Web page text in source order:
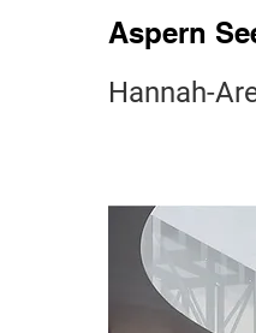
Aspern
Hannah-